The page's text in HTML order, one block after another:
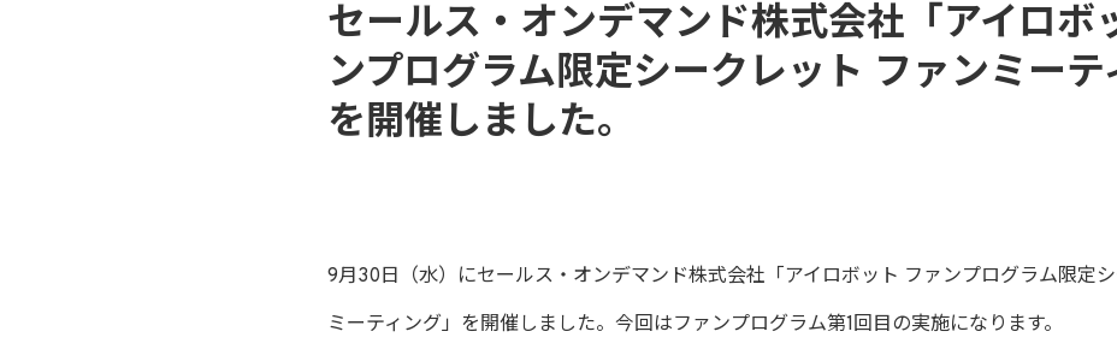
セールス・オンデマンド株式会社「アイロボ
ンプログラム限定シークレット ファンミーテ
を開催しました。
9月30日（水）にセールス・オンデマンド株式会社「アイロボット ファンプログラム限定
ミーティング」を開催しました。今回はファンプログラム第1回目の実施になります。